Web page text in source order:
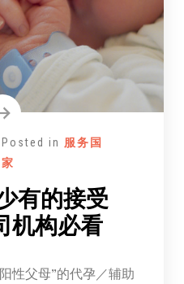
Posted in 服务国
家
有的接受
机构必看
性父母”的代孕／辅助